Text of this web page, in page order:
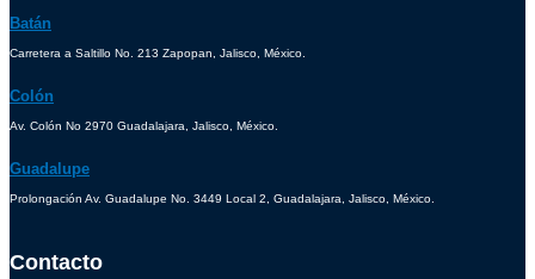
Batán
Carretera a Saltillo No. 213 Zapopan, Jalisco, México.
Colón
Av. Colón No 2970 Guadalajara, Jalisco, México.
Guadalupe
Prolongación Av. Guadalupe No. 3449 Local 2, Guadalajara, Jalisco, México.
Contacto